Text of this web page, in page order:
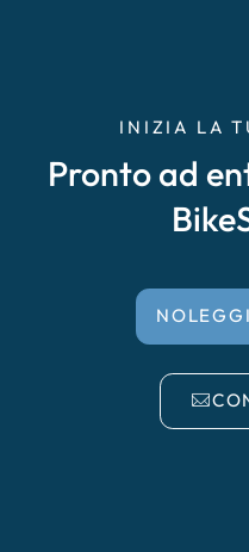
INIZIA LA
Pronto ad